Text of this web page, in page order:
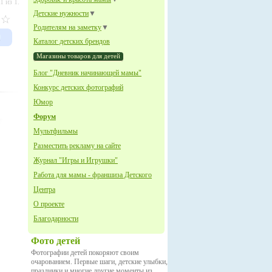
Детские нужности▼
Родителям на заметку▼
Каталог детских брендов
Магазины товаров для детей
Блог "Дневник начинающей мамы"
Конкурс детских фотографий
Юмор
Форум
Мультфильмы
Разместить рекламу на сайте
Журнал "Игры и Игрушки"
Работа для мамы - франшиза Детского
Центра
О проекте
Благодарности
Фото детей
Фотографии детей покоряют своим
очарованием. Первые шаги, детские улыбки,
из 1.